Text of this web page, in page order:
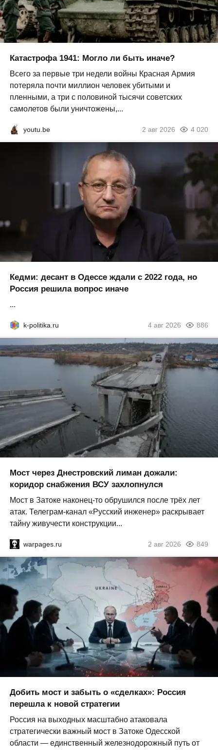
Катастрофа 1941: Могло ли быть иначе?
Всего за первые три недели войны Красная Армия
потеряла почти миллион человек убитыми и
пленными, а три с половиной тысячи советских
самолетов были уничтожены,...
youtu.be 2 авг 2026 4 020
Кедми: десант в Одессе ждали с 2022 года, но
Россия решила вопрос иначе
...
k-politika.ru 4 авг 2026 886
Мост через Днестровский лиман дожали:
коридор снабжения ВСУ захлопнулся
Мост в Затоке наконец-то обрушился после трёх лет
атак. Телеграм-канал «Русский инженер» раскрывает
тайну живучести конструкции...
warpages.ru 2 авг 2026 849
Добить мост и забыть о «сделках»: Россия
перешла к новой стратегии
Россия на выходных масштабно атаковала
стратегически важный мост в Затоке Одесской
области — единственный железнодорожный путь от